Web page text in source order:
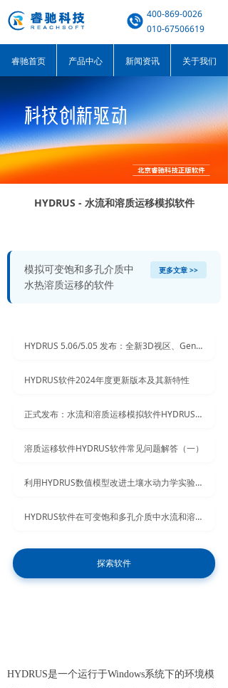
400-869-0026
010-67506619
睿驰首页 产品中心 新闻资讯 关于我们
HYDRUS - 水流和溶质运移模拟软件
模拟可变饱和多孔介质中
水热溶质运移的软件
更多文章 >>
HYDRUS 5.06/5.05 发布：全新3D视区、Genex网格生成与多项错误修正
HYDRUS软件2024年度更新版本及其新特性
正式发布：水流和溶质运移模拟软件HYDRUS新版本5.03
溶质运移软件HYDRUS软件常见问题解答（一）
利用HYDRUS数值模型改进土壤水动力学实验教学
HYDRUS软件在可变饱和多孔介质中水流和溶质输运分析中的应用
探索软件
HYDRUS是一个运行于Windows系统下的环境模